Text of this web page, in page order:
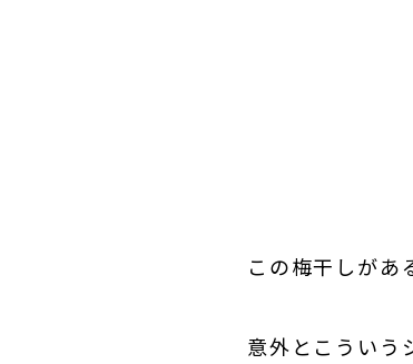
この梅干しがあ
意外とこういう